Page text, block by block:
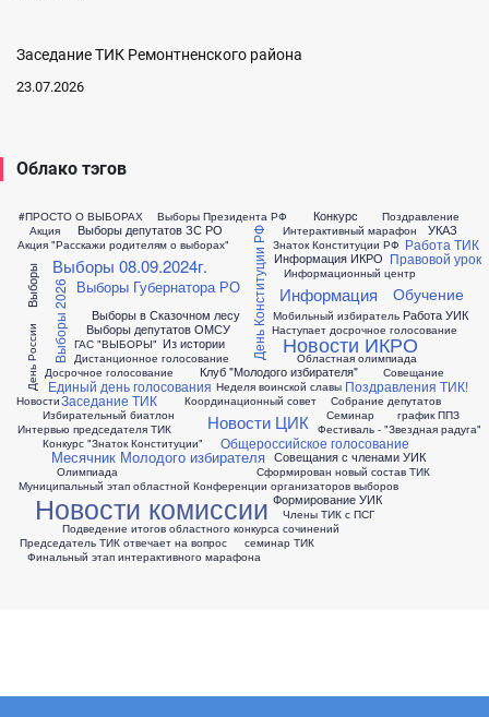
Заседание ТИК Ремонтненского района
23.07.2026
Облако тэгов
#ПРОСТО О ВЫБОРАХ
Акция
Акция "Расскажи родителям о выборах"
Выборы
Выборы депутатов ЗС РО
Выборы 08.09.2024г.
Выборы 2026 Выборы Губернатора РО
Выборы Президента РФ
Выборы в Сказочном лесу
Выборы депутатов ОМСУ
ГАС "ВЫБОРЫ" День Конституции РФ
День России
Дистанционное голосование
Досрочное голосование
Единый день голосования
Заседание ТИК
Знаток Конституции РФ
Из истории
Избирательный биатлон
Интерактивный марафон
Интервью председателя ТИК
Информационный центр
Информация
Информация ИКРО
Клуб "Молодого избирателя"
Конкурс
Конкурс "Знаток Конституции"
Координационный совет
Месячник Молодого избирателя
Мобильный избиратель
Муниципальный этап областной Конференции организаторов выборов
Наступает досрочное голосование
Неделя воинской славы
Новости
Новости ИКРО
Новости ЦИК
Новости комиссии
Областная олимпиада
Обучение
Общероссийское голосование
Олимпиада
Подведение итогов областного конкурса сочинений
Поздравление
Поздравления ТИК!
Правовой урок
Председатель ТИК отвечает на вопрос
Работа ТИК
Работа УИК
Семинар
Собрание депутатов
Совещание
Совещания с членами УИК
Сформирован новый состав ТИК
УКАЗ
Фестиваль - "Звездная радуга"
Финальный этап интерактивного марафона
Формирование УИК
Члены ТИК с ПСГ
график ППЗ
семинар ТИК